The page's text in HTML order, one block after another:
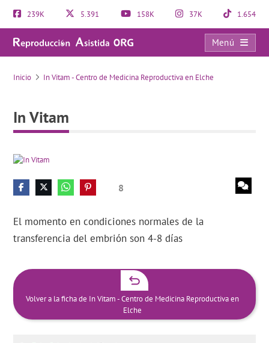
239K 5.391 158K 37K 1.654
Menú
In Vitam
Inicio In Vitam - Centro de Medicina Reproductiva en Elche
In Vitam
8
El momento en condiciones normales de la
transferencia del embrión son 4-8 días
Volver a la ficha de In Vitam - Centro de Medicina Reproductiva en
Elche